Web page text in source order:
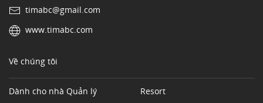
timabc@gmail.com
www.timabc.com
Về chúng tôi
Dành cho nhà Quản lý
Resort